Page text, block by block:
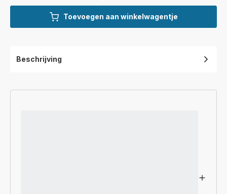
Toevoegen aan winkelwagentje
Beschrijving